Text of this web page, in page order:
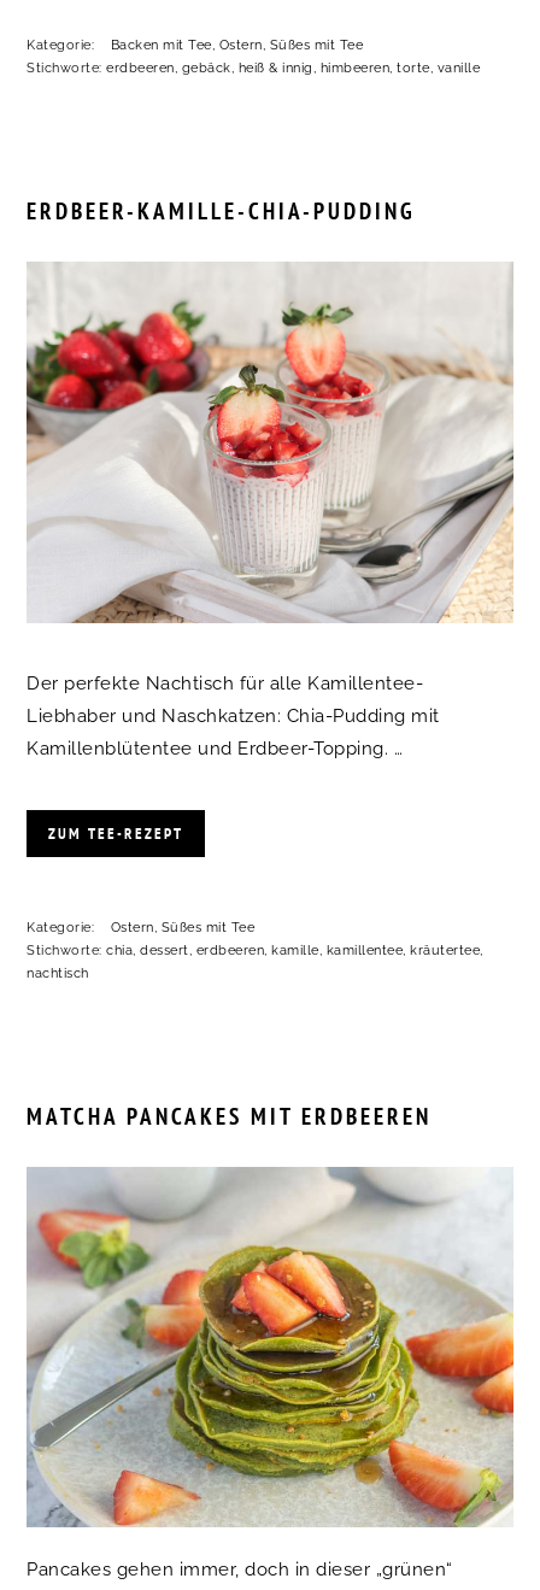
Kategorie: Backen mit Tee, Ostern, Süßes mit Tee
Stichworte:erdbeeren, gebäck, heiß & innig, himbeeren,torte, vanille
ERDBEER-KAMILLE-CHIA-PUDDING
Der perfekte Nachtisch für alle Kamillentee-
Liebhaber und Naschkatzen: Chia-Pudding mit
Kamillenblütentee und Erdbeer-Topping. …
ZUM TEE-REZEPT
Kategorie: Ostern Süßes mit Tee
Stichworte:chia ,dessert erdbeeren ,kamille kamillentee ,kräutertee
nachtisch
MATCHA PANCAKES MIT ERDBEEREN
Pancakes gehen immer, doch in dieser „grünen“